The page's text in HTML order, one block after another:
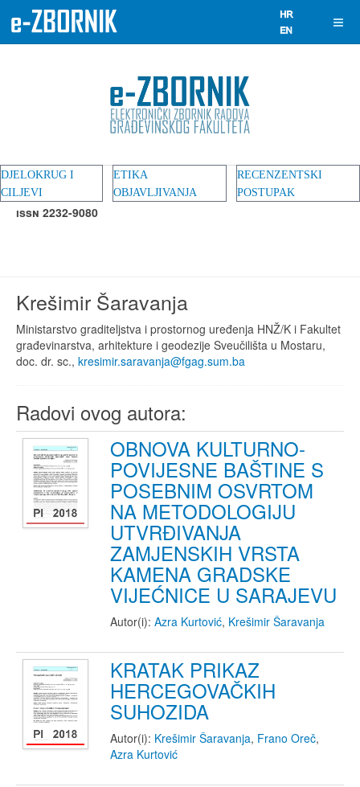
DJELOKRUG I
CILJEVI
ETIKA
OBJAVLJIVANJA
RECENZENTSKI
POSTUPAK
ISSN 2232-9080
Krešimir Šaravanja
Ministarstvo graditeljstva i prostornog uređenja HNŽ/K i Fakultet
građevinarstva, arhitekture i geodezije Sveučilišta u Mostaru,
doc. dr. sc., kresimir.saravanja@fgag.sum.ba
Radovi ovog autora:
OBNOVA KULTURNO-
POVIJESNE BAŠTINE S
POSEBNIM OSVRTOM
NA METODOLOGIJU
UTVRĐIVANJA
ZAMJENSKIH VRSTA
KAMENA GRADSKE
VIJEĆNICE U SARAJEVU
Autor(i): Azra Kurtović, Krešimir Šaravanja
KRATAK PRIKAZ
HERCEGOVAČKIH
SUHOZIDA
Autor(i): Krešimir Šaravanja, Frano Oreč,
Azra Kurtović